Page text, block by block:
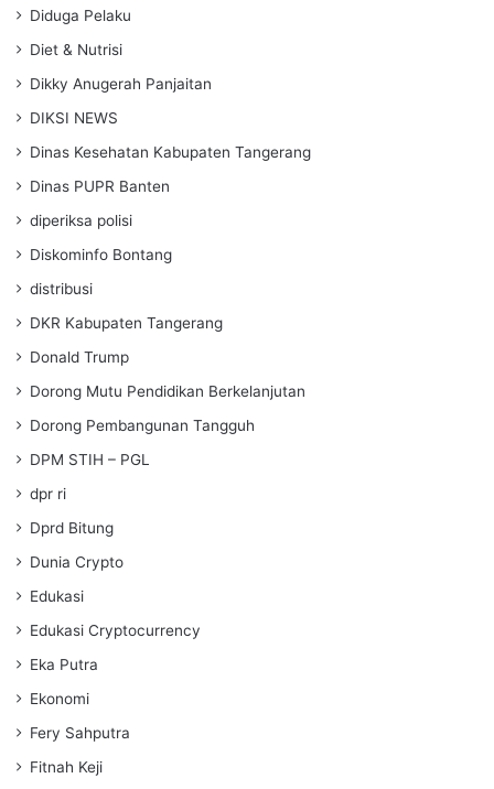
Diduga Pelaku
Diet & Nutrisi
Dikky Anugerah Panjaitan
DIKSI NEWS
Dinas Kesehatan Kabupaten Tangerang
Dinas PUPR Banten
diperiksa polisi
Diskominfo Bontang
distribusi
DKR Kabupaten Tangerang
Donald Trump
Dorong Mutu Pendidikan Berkelanjutan
Dorong Pembangunan Tangguh
DPM STIH – PGL
dpr ri
Dprd Bitung
Dunia Crypto
Edukasi
Edukasi Cryptocurrency
Eka Putra
Ekonomi
Fery Sahputra
Fitnah Keji